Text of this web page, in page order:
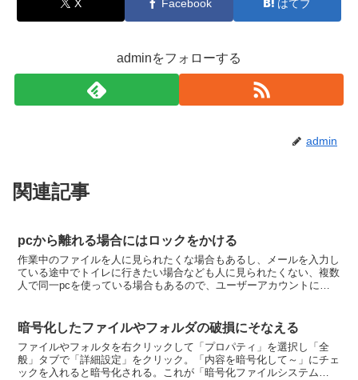
X Facebook はてブ
adminをフォローする
admin
関連記事
pcから離れる場合にはロックをかける
作業中のファイルを人に見られたくな場合もあるし、メールを入力し
ている途中でトイレに行きたい場合なども人に見られたくない、複数
人で同一pcを使っている場合もあるので、ユーザーアカウントにパ
暗号化したファイルやフォルダの破損にそなえる
ファイルやフォルタを右クリックして「プロパティ」を選択し「全
般」タブで「詳細設定」をクリック。「内容を暗号化して～」にチェ
ックを入れると暗号化される。これが「暗号化ファイルシステム